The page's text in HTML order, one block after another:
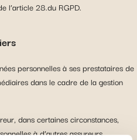
l’article 28.du RGPD.
personnelles à ses prestataires de
dans le cadre de la gestion
dans certaines circonstances,
à d’autres assureurs,